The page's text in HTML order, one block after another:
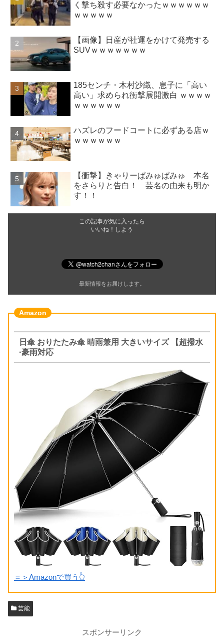
く撃ち殺す必要なかったｗｗｗｗｗｗ
ｗｗｗｗｗ
【画像】日産が社運をかけて発売する
SUVｗｗｗｗｗｗｗ
185センチ・木村沙織、息子に「高い
高い」求められ衝撃展開激白 ｗｗｗｗ
ｗｗｗｗｗｗ
ハズレのフードコートに必ずある店ｗ
ｗｗｗｗｗｗ
【衝撃】きゃりーぱみゅぱみゅ 本名
をさらりと告白！ 芸名の由来も明か
す！！
この記事が気に入ったら
いいね！しよう
最新情報をお届けします。
日傘 おりたたみ傘 晴雨兼用 大きいサイズ 【超撥水
·豪雨対応
＝＞Amazonで買う👆
芸能
スポンサーリンク